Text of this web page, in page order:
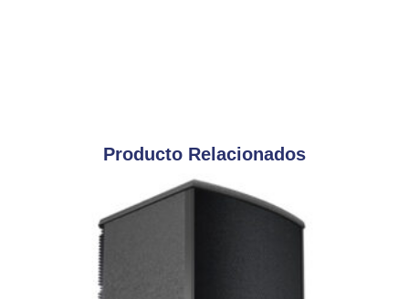
Producto Relacionados